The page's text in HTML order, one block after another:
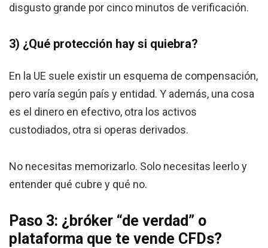
disgusto grande por cinco minutos de verificación.
3) ¿Qué protección hay si quiebra?
En la UE suele existir un esquema de compensación,
pero varía según país y entidad. Y además, una cosa
es el dinero en efectivo, otra los activos
custodiados, otra si operas derivados.
No necesitas memorizarlo. Solo necesitas leerlo y
entender qué cubre y qué no.
Paso 3: ¿bróker “de verdad” o
plataforma que te vende CFDs?